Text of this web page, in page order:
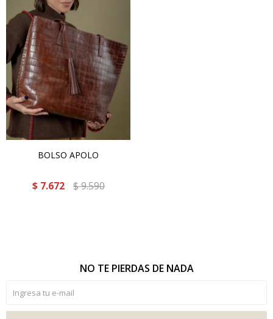
BOLSO APOLO
$ 7.672 $9.590
NO TE PIERDAS DE NADA